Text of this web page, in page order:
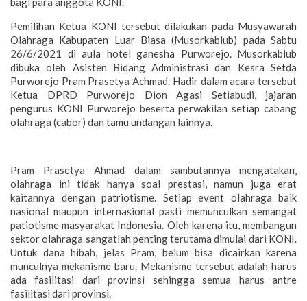
Pemilihan Ketua KONI tersebut dilakukan pada Musyawarah
Olahraga Kabupaten Luar Biasa (Musorkablub) pada Sabtu
26/6/2021 di aula hotel ganesha Purworejo. Musorkablub
dibuka oleh Asisten Bidang Administrasi dan Kesra Setda
Purworejo Pram Prasetya Achmad. Hadir dalam acara tersebut
Ketua DPRD Purworejo Dion Agasi Setiabudi, jajaran
pengurus KONI Purworejo beserta perwakilan setiap cabang
olahraga (cabor) dan tamu undangan lainnya.
Pram Prasetya Ahmad dalam sambutannya mengatakan,
olahraga ini tidak hanya soal prestasi, namun juga erat
kaitannya dengan patriotisme. Setiap event olahraga baik
nasional maupun internasional pasti memunculkan semangat
patiotisme masyarakat Indonesia. Oleh karena itu, membangun
sektor olahraga sangatlah penting terutama dimulai dari KONI.
Untuk dana hibah, jelas Pram, belum bisa dicairkan karena
munculnya mekanisme baru. Mekanisme tersebut adalah harus
ada fasilitasi dari provinsi sehingga semua harus antre
fasilitasi dari provinsi.